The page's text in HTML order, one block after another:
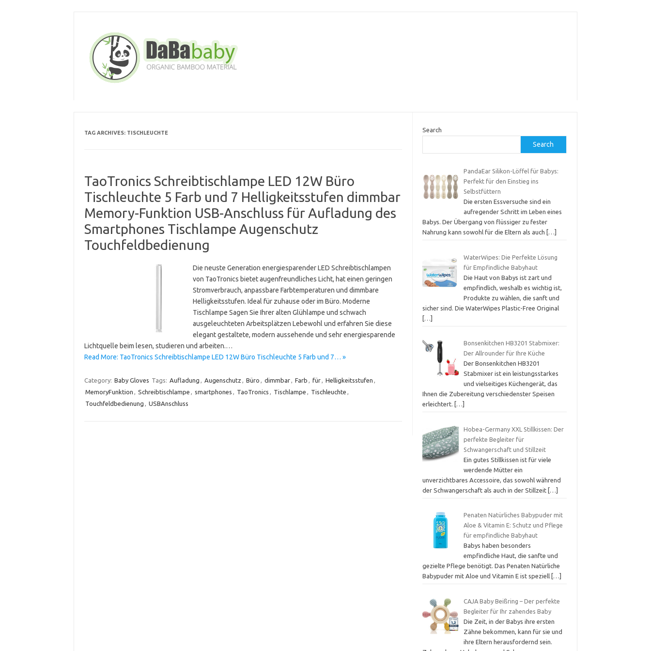
TAG ARCHIVES: TISCHLEUCHTE
TaoTronics Schreibtischlampe LED 12W Büro
Tischleuchte 5 Farb und 7 Helligkeitsstufen dimmbar
Memory-Funktion USB-Anschluss für Aufladung des
Smartphones Tischlampe Augenschutz
Touchfeldbedienung
Die neuste Generation energiesparender LED Schreibtischlampen
von TaoTronics bietet augenfreundliches Licht, hat einen geringen
Stromverbrauch, anpassbare Farbtemperaturen und dimmbare
Helligkeitsstufen. Ideal für zuhause oder im Büro. Moderne
Tischlampe Sagen Sie Ihrer alten Glühlampe und schwach
ausgeleuchteten Arbeitsplätzen Lebewohl und erfahren Sie diese
elegant gestaltete, modern aussehende und sehr energiesparende
Lichtquelle beim lesen, studieren und arbeiten.…
Read More: TaoTronics Schreibtischlampe LED 12W Büro Tischleuchte 5 Farb und 7… »
Category: Baby Gloves Tags: Aufladung , Augenschutz , Büro , dimmbar, Farb , für, Helligkeitsstufen ,
MemoryFunktion , Schreibtischlampe , smartphones , TaoTronics , Tischlampe , Tischleuchte ,
Touchfeldbedienung , USBAnschluss
Search
Search
PandaEar Silikon-Löffel für Babys:
Perfekt für den Einstieg ins
Selbstfüttern
Die ersten Essversuche sind ein
aufregender Schritt im Leben eines
Babys. Der Übergang von flüssiger zu fester
Nahrung kann sowohl für die Eltern als auch
[…]
WaterWipes: Die Perfekte Lösung
für Empfindliche Babyhaut
Die Haut von Babys ist zart und
empfindlich, weshalb es wichtig ist,
Produkte zu wählen, die sanft und
sicher sind. Die WaterWipes Plastic-Free Original
[…]
Bonsenkitchen HB3201 Stabmixer:
Der Allrounder für Ihre Küche
Der Bonsenkitchen HB3201
Stabmixer ist ein leistungsstarkes
und vielseitiges Küchengerät, das
Ihnen die Zubereitung verschiedenster Speisen
erleichtert.
[…]
Hobea-Germany XXL Stillkissen: Der
perfekte Begleiter für
Schwangerschaft und Stillzeit
Ein gutes Stillkissen ist für viele
werdende Mütter ein
unverzichtbares Accessoire, das sowohl während
der Schwangerschaft als auch in der Stillzeit […]
Penaten Natürliches Babypuder mit
Aloe & Vitamin E: Schutz und Pflege
für empfindliche Babyhaut
Babys haben besonders
empfindliche Haut, die sanfte und
gezielte Pflege benötigt. Das Penaten Natürliche
Babypuder mit Aloe und Vitamin E ist speziell […]
CAJA Baby Beißring – Der perfekte
Begleiter für Ihr zahendes Baby
Die Zeit, in der Babys ihre ersten
Zähne bekommen, kann für sie und
ihre Eltern herausfordernd sein.